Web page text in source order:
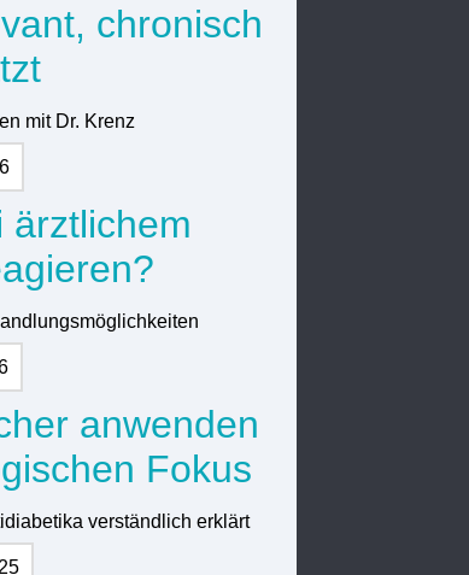
chronisch
mit Dr. Krenz
ärztlichem
anwenden
Fokus
verständlich erklärt